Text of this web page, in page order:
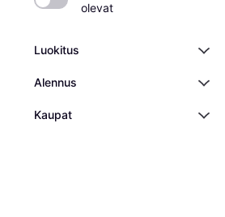
olevat
Luokitus
Alennus
Kaupat